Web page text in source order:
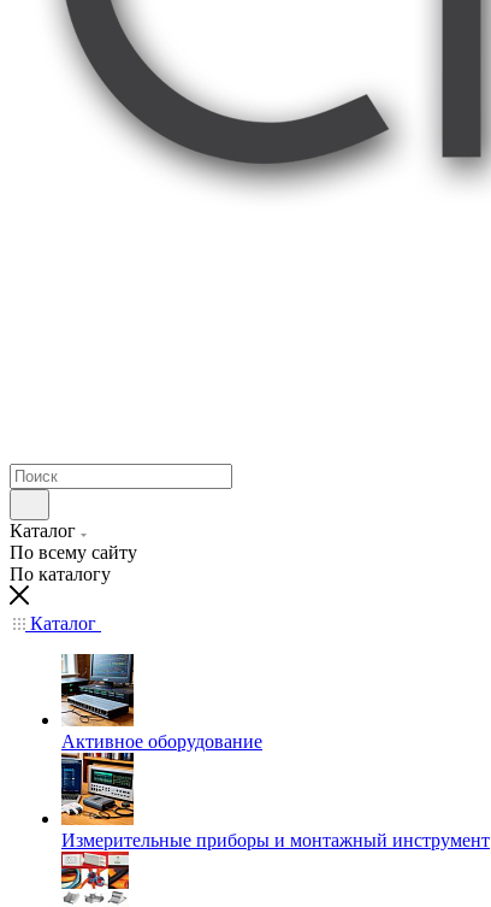
Каталог
По всему сайту
По каталогу
Каталог
Активное оборудование
Измерительные приборы и монтажный инструмент